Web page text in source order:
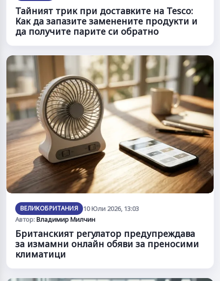
Тайният трик при доставките на Tesco:
Как да запазите заменените продукти и
да получите парите си обратно
ВЕЛИКОБРИТАНИЯ
10 Юли 2026, 13:03
Автор:Владимир Милчин
Британският регулатор предупреждава
за измамни онлайн обяви за преносими
климатици